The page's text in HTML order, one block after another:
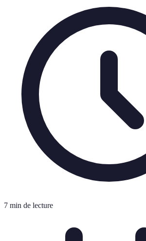
7 min de lecture